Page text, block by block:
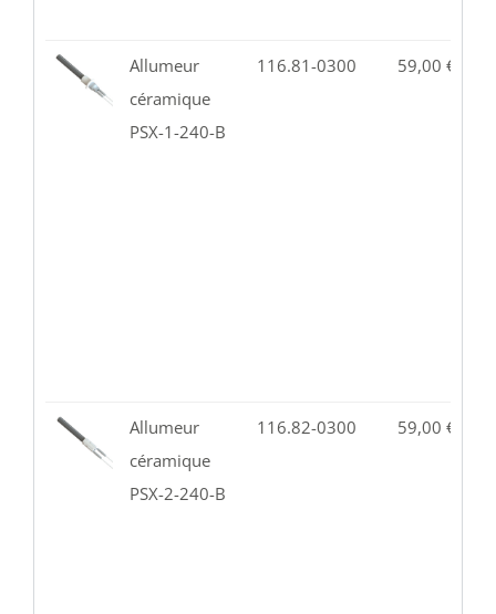
Allumeur
céramique
PSX-1-240-B
116.81-0300 59,00 €
Allumeur
céramique
PSX-2-240-B
116.82-0300 59,00 €